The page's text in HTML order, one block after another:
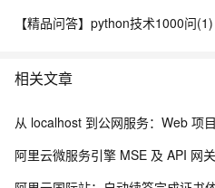
【精品问答】python技术1000问(1)
相关文章
从 localhost 到公网服务：Web 项
阿里云微服务引擎 MSE 及 API 网